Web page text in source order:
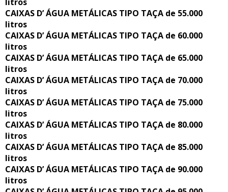
CAIXAS D’ ÁGUA METÁLICAS TIPO TAÇA de 55.000
litros
CAIXAS D’ ÁGUA METÁLICAS TIPO TAÇA de 60.000
litros
CAIXAS D’ ÁGUA METÁLICAS TIPO TAÇA de 65.000
litros
CAIXAS D’ ÁGUA METÁLICAS TIPO TAÇA de 70.000
litros
CAIXAS D’ ÁGUA METÁLICAS TIPO TAÇA de 75.000
litros
CAIXAS D’ ÁGUA METÁLICAS TIPO TAÇA de 80.000
litros
CAIXAS D’ ÁGUA METÁLICAS TIPO TAÇA de 85.000
litros
CAIXAS D’ ÁGUA METÁLICAS TIPO TAÇA de 90.000
litros